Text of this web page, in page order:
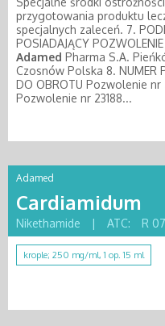
przygotowania produktu
specjalnych zaleceń. 7.
POSIADAJĄCY
Adamed Pharma S.A.
Czosnów Polska 8. NUMER
DO OBROTU Pozwolenie
Pozwolenie nr 23188...
Adamed
Cardiamidum
Nikethamide
| ATC: R
krople; 250 mg/ml, 1 op. 15 ml